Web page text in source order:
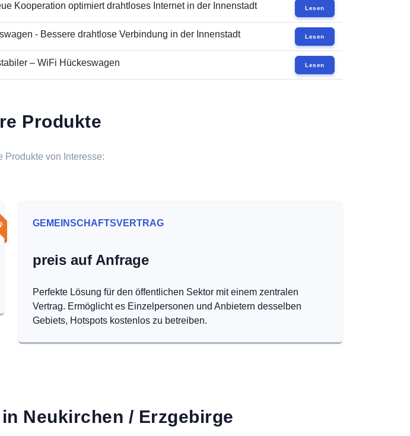
Kooperation optimiert drahtloses Internet in der Innenstadt Lesen
- Bessere drahtlose Verbindung in der Innenstadt Lesen
– WiFi Hückeswagen Lesen
Produkte
Produkte von Interesse:
GEMEINSCHAFTSVERTRAG
preis auf Anfrage
Perfekte Lösung für den öffentlichen Sektor mit einem zentralen
Vertrag. Ermöglicht es Einzelpersonen und Anbietern desselben
Gebiets, Hotspots kostenlos zu betreiben.
Neukirchen / Erzgebirge